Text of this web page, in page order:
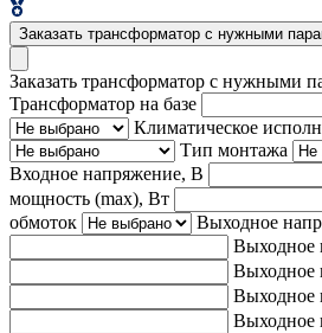
Заказать трансформатор с нужными
Заказать трансформатор с нужными
Трансформатор на базе
Климатическое
Тип монтажа
Входное напряжение, В
мощность (max), Вт
обмоток
Выходное
Выходное
Выходное
Выходное
Выходное